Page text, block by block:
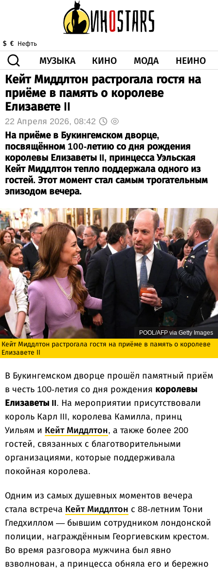
$ € Нефть
МУЗЫКА КИНО МОДА НЕИНО
ЗДОРОВЬЕ КОРОНА ИСКУССТВО
ВИДЕО
Кейт Миддлтон растрогала гостя на
приёме в память о королеве
Елизавете II
22 Апреля 2026, 08:42
На приёме в Букингемском дворце,
посвящённом 100-летию со дня рождения
королевы Елизаветы II, принцесса Уэльская
Кейт Миддлтон тепло поддержала одного из
гостей. Этот момент стал самым трогательным
эпизодом вечера.
POOL/AFP via Getty Images
Кейт Миддлтон растрогала гостя на приёме в память о королеве
Елизавете II
В Букингемском дворце прошёл памятный приём
в честь 100-летия со дня рождения королевы
Елизаветы II. На мероприятии присутствовали
король Карл III, королева Камилла, принц
Уильям и Кейт Миддлтон, а также более 200
гостей, связанных с благотворительными
организациями, которые поддерживала
покойная королева.
Одним из самых душевных моментов вечера
стала встреча Кейт Миддлтон с 88-летним Тони
Гледхиллом — бывшим сотрудником лондонской
полиции, награждённым Георгиевским крестом.
Во время разговора мужчина был явно
взволнован, а принцесса обняла его и бережно